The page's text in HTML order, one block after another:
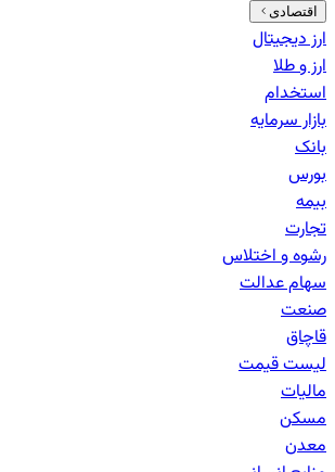
اقتصادی
ارز دیجیتال
ارز و طلا
استخدام
بازار سرمایه
بانک‌
بورس
بیمه
تجارت
رشوه و اختلاس
سهام عدالت
صنعت
قاچاق
لیست قیمت
مالیات
مسکن
معدن